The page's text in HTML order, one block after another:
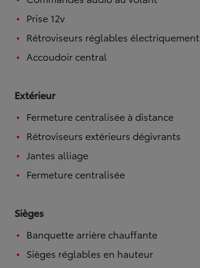
Prise 12v
Rétroviseurs réglables électriquement
Accoudoir central
Extérieur
Fermeture centralisée à distance
Rétroviseurs extérieurs dégivrants
Jantes alliage
Fermeture centralisée
Sièges
Banquette arrière chauffante
Sièges réglables en hauteur